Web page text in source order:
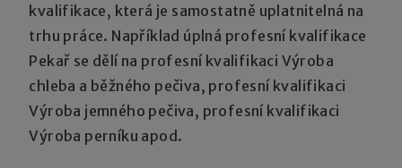
kvalifikace, která je samostatně uplatnitelná na
trhu práce. Například úplná profesní kvalifikace
Pekař se dělí na profesní kvalifikaci Výroba
chleba a běžného pečiva, profesní kvalifikaci
Výroba jemného pečiva, profesní kvalifikaci
Výroba perníku apod.